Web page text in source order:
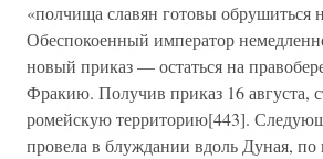
«полчища славян готовы обрушиться
Обеспокоенный император
новый приказ — остаться на
Фракию. Получив приказ 16 августа,
ромейскую территорию[443].
провела в блуждании вдоль Дуная,